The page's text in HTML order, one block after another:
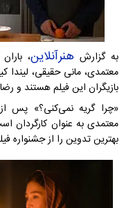
به گزارشهنرآنلاین،
معتمدی، مانی حقیقی، لیندا
بازیگران این فیلم هستند و
«چرا گریه نمی‌کنی؟» پس
معتمدی به عنوان کارگردان
بهترین تدوین را از جشنواره